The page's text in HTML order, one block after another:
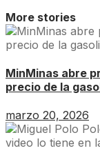
More stories
MinMinas abre
precio de la
marzo 20, 2026